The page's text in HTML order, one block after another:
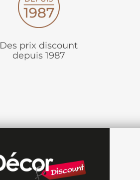
Des prix discount
depuis 1987